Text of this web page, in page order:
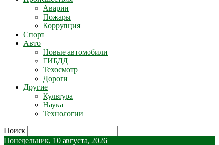
Аварии
Пожары
Коррупция
Спорт
Авто
Новые автомобили
ГИБДД
Техосмотр
Дороги
Другие
Культура
Наука
Технологии
Поиск
Понедельник, 10 августа, 2026